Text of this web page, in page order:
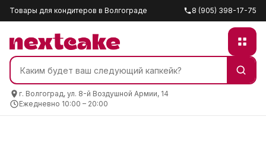
Товары для кондитеров в Волгограде 8 (905) 398-17-75
г. Волгоград, ул. 8-й Воздушной Армии, 14
Ежедневно 10:00 – 20:00